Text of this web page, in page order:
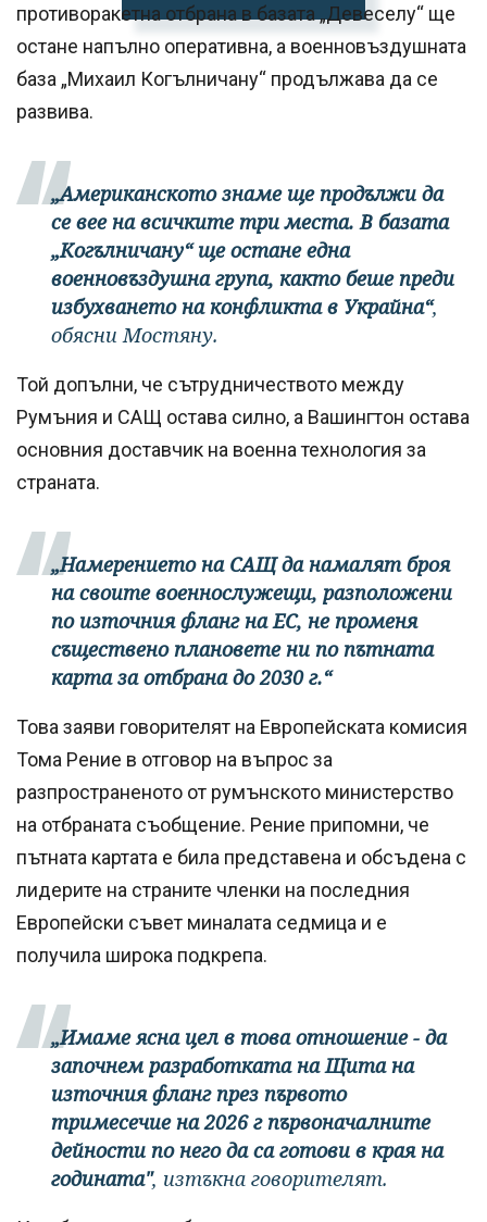
противоракетна отбрана в базата „Девеселу“ ще
остане напълно оперативна, а военновъздушната
база „Михаил Когълничану“ продължава да се
развива.
„Американското знаме ще продължи да
се вее на всичките три места. В базата
„Когълничану“ ще остане една
военновъздушна група, както беше преди
избухването на конфликта в Украйна“,
обясни Мостяну.
Той допълни, че сътрудничеството между
Румъния и САЩ остава силно, а Вашингтон остава
основния доставчик на военна технология за
страната.
„Намерението на САЩ да намалят броя
на своите военнослужещи, разположени
по източния фланг на ЕС, не променя
съществено плановете ни по пътната
карта за отбрана до 2030 г.“
Това заяви говорителят на Европейската комисия
Тома Рение в отговор на въпрос за
разпространеното от румънското министерство
на отбраната съобщение. Рение припомни, че
пътната картата е била представена и обсъдена с
лидерите на страните членки на последния
Европейски съвет миналата седмица и е
получила широка подкрепа.
„Имаме ясна цел в това отношение - да
започнем разработката на Щита на
източния фланг през първото
тримесечие на 2026 г първоначалните
дейности по него да са готови в края на
годината", изтъкна говорителят.